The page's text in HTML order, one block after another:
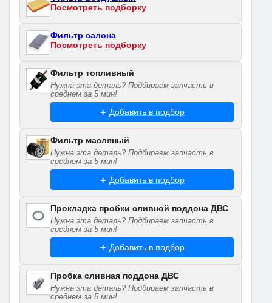
Посмотреть подборку
Фильтр салона
Посмотреть подборку
Фильтр топливный
Нужна эта деталь? Подбираем запчасть в
среднем за 5 мин!
Добавить в подбор
Фильтр масляный
Нужна эта деталь? Подбираем запчасть в
среднем за 5 мин!
Добавить в подбор
Прокладка пробки сливной поддона ДВС
Нужна эта деталь? Подбираем запчасть в
среднем за 5 мин!
Добавить в подбор
Пробка сливная поддона ДВС
Нужна эта деталь? Подбираем запчасть в
среднем за 5 мин!